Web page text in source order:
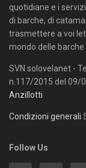
quotidiane e i
di barche, di
trasmettere a voi
mondo delle barche
SVN solovelanet -
n.117/2015 del 09/
Anzillotti
Condizioni generali
Follow Us